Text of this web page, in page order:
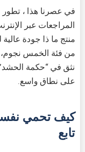
في عصرنا هذا ، تطور
المراجعات عبر
منتج ما ذا جودة
من فئة الخمس نجوم،
نثق في “حكمة
على نطاق واسع.
كيف تحمي
تابع